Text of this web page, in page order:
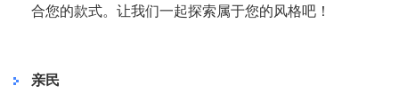
合您的款式。让我们一起探索属于您的风格吧！
亲民